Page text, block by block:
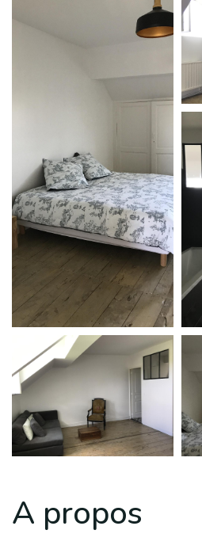
Saint Estephe
Privatisation du domaine
A propos